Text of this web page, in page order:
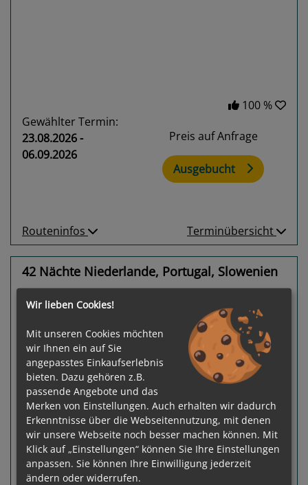
100 %
Gewählter Termin:
23.08.2026 -
06.09.2026
Preis auf Anfrage
Ausgebucht
Routeninfos Terminübersicht
42 Nächte Niederlande, Portugal, Slowenien
Tilbury (London), England - Venedig
Previous Next
Wir lieben Cookies!
Mit unseren Cookies möchten
wir Ihnen ein auf Sie
angepasstes Einkaufserlebnis
bieten. Dazu gehören z.B.
passende Angebote und das
Merken von Einstellungen. Auch erhalten wir dadurch
Erkenntnisse über die Webseitennutzung, mit denen
wir unsere Webseite noch besser machen können. Mit
Klick auf „Einstellungen“ können Sie Ihre Einstellungen
anpassen. Sie können Ihre Einwilligung jederzeit
ändern oder widerrufen.